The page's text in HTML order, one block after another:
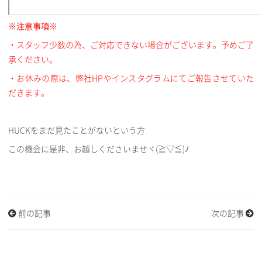
※注意事項※
・スタッフ少数の為、ご対応できない場合がございます。予めご了
承ください。
・お休みの際は、弊社HPやインスタグラムにてご報告させていた
だきます。
HUCKをまだ見たことがないという方
この機会に是非、お越しくださいませヾ(≧▽≦)ﾉ
前の記事 次の記事